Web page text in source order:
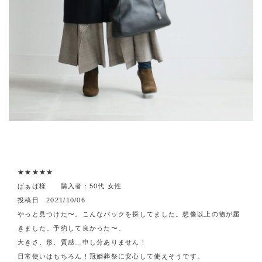
★★★★★
ばぁば様 購入者：50代 女性
投稿日 2021/10/06
やっと見つけた〜。こんなバックを探してました。想像以上の物が届
きました。予約して良かった〜。
大きさ、形、質感…申し分ありません！
日常使いはもちろん！冠婚葬祭に安心して使えそうです。